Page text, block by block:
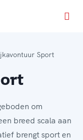
Sport
om
breed scala aan
brengt sport en